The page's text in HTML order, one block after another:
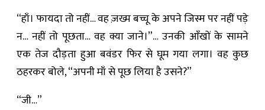
“हाँ। फायदा तो नहीं… वह ज़ख्म बच्चू के अपने जिस्म पर नहीं पड़े
न… नहीं तो पूछता… वह क्या जाने।”… उनकी आँखों के सामने
एक तेज दौड़ता हुआ बवंडर फिर से घूम गया लगा। वह कुछ
ठहरकर बोले, “अपनी माँ से पूछ लिया है उसने?”
“जी…”